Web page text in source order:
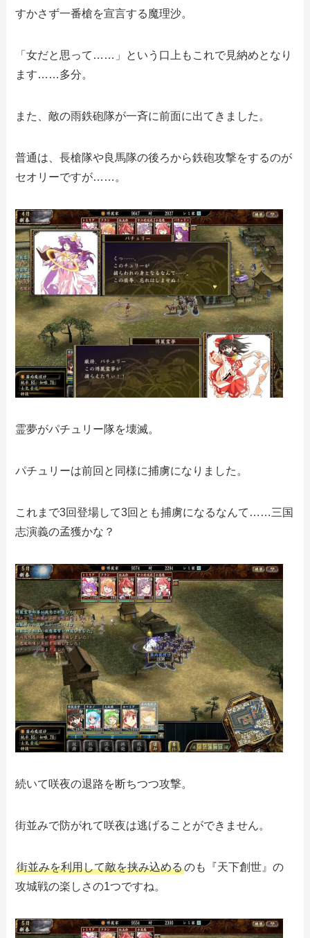
すかさず一番槍を宣言する魔理沙。
「女だと思って……」という口上もこれで見納めとなり
ます……多分。
また、敵の雨鉄砲隊が一斉に前面に出てきました。
普通は、長槍隊や良馬隊の後ろから鉄砲攻撃をするのが
セオリーですが……。
霊夢がパチュリー隊を壊滅。
パチュリーは前回と同様に捕虜になりました。
これまで3回登場して3回とも捕虜になるなんて……三国
志演義の孟獲かな？
続いて咲夜の退路を断ちつつ攻撃。
街並みで防がれて咲夜は逃げることができません。
街並みを利用して敵を挟み込めるのも『天下創世』の
攻城戦の楽しさの1つですね。